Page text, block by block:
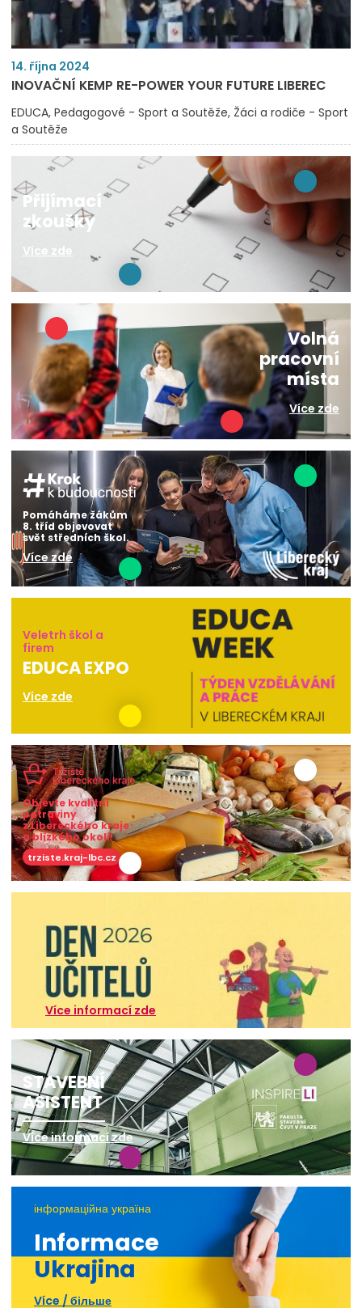
14. října 2024
INOVAČNÍ KEMP RE-POWER YOUR FUTURE LIBEREC
EDUCA Pedagogové - Sport a Soutěže Žáci a rodiče - Sport
a Soutěže
Přijímací
zkoušky
Více zde
Volná
pracovní
místa
Více zde
Pomáháme žákům
8. tříd objevovat
svět středních škol.
Více zde
Veletrh škol a
firem
EDUCA EXPO
Více zde
Objevte kvalitní
potraviny
z Libereckého kraje
a blízkého okolí!
trziste.kraj-lbc.cz
Více informací zde
STAVEBNÍ
ASISTENT
Více informací zde
інформаційна україна
Informace
Ukrajina
Více / більше